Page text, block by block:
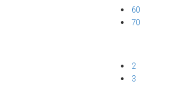
60
70
2
3